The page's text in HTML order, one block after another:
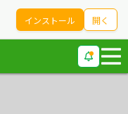
インストール 開く